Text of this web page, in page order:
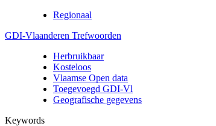
Regionaal
GDI-Vlaanderen Trefwoorden
Herbruikbaar
Kosteloos
Vlaamse Open data
Toegevoegd GDI-Vl
Geografische gegevens
Keywords